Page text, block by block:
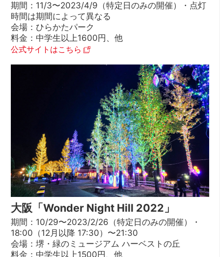
期間：11/3〜2023/4/9（特定日のみの開催）・点灯
時間は期間によって異なる
会場：ひらかたパーク
料金：中学生以上1600円、他
公式サイトはこちら
大阪「Wonder Night Hill 2022」
期間：10/29〜2023/2/26（特定日のみの開催）・
18:00（12月以降 17:30）〜21:30
会場：堺・緑のミュージアム ハーベストの丘
料金：中学生以上1500円、他